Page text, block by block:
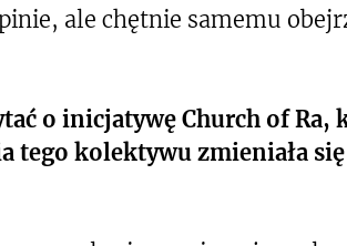
ale chętnie samemu
o inicjatywę Church of Ra,
tego kolektywu zmieniała